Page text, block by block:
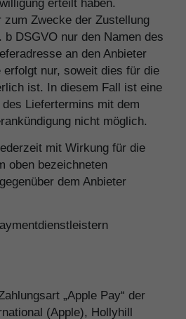
erteilt haben.
zum Zwecke der Zustellung
DSGVO nur den Namen des
an den Anbieter
erfolgt nur, soweit dies für die
ist. In diesem Fall ist eine
Liefertermins mit dem
nicht möglich.
mit Wirkung für die
oben bezeichneten
dem Anbieter
„Apple Pay“ der
(Apple), Hollyhill